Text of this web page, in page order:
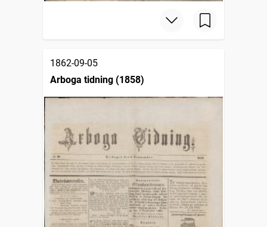
1862-09-05
Arboga tidning (1858)